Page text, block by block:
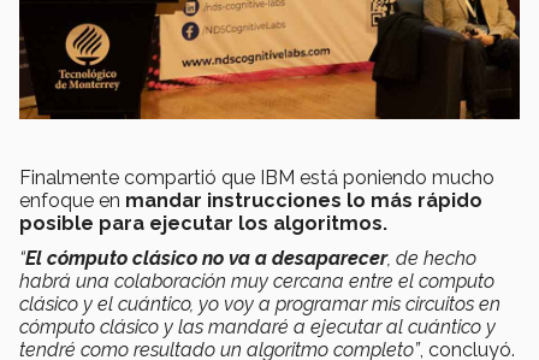
Finalmente compartió que IBM está poniendo mucho
enfoque en mandar instrucciones lo más rápido
posible para ejecutar los algoritmos.
“El cómputo clásico no va a desaparecer, de hecho
habrá una colaboración muy cercana entre el computo
clásico y el cuántico, yo voy a programar mis circuitos en
cómputo clásico y las mandaré a ejecutar al cuántico y
tendré como resultado un algoritmo completo”, concluyó.